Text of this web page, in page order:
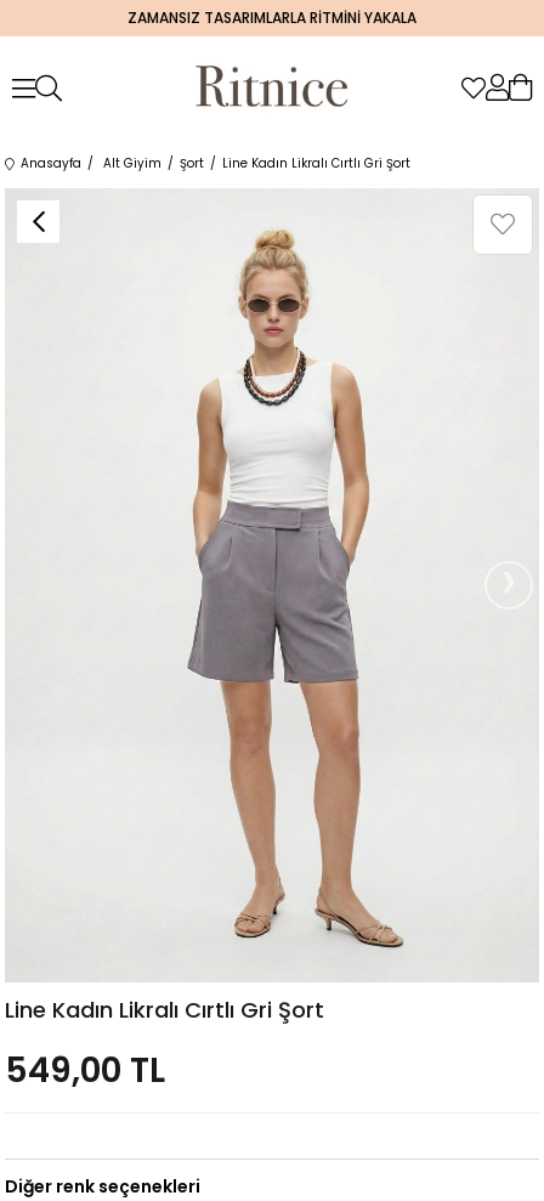
ZAMANSIZ TASARIMLARLA RİTMİNİ YAKALA
Anasayfa Alt Giyim Şort Line Kadın Likralı Cırtlı Gri Şort
Line Kadın Likralı Cırtlı Gri Şort
549,00 TL
Diğer renk seçenekleri